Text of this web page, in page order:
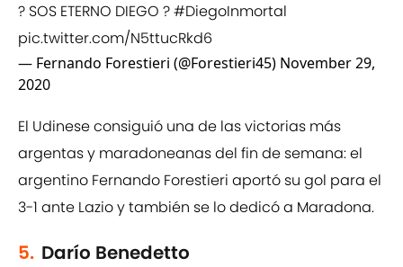
? SOS ETERNO DIEGO ?#DiegoInmortal
pic.twitter.com/N5ttucRkd6
— Fernando Forestieri (@Forestieri45) November 29,
2020
El Udinese consiguió una de las victorias más
argentas y maradoneanas del fin de semana: el
argentino Fernando Forestieri aportó su gol para el
3-1 ante Lazio y también se lo dedicó a Maradona.
5. Darío Benedetto